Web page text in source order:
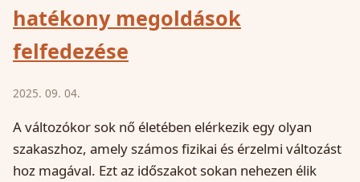
hatékony megoldások
felfedezése
2025. 09. 04.
A változókor sok nő életében elérkezik egy olyan
szakaszhoz, amely számos fizikai és érzelmi változást
hoz magával. Ezt az időszakot sokan nehezen élik